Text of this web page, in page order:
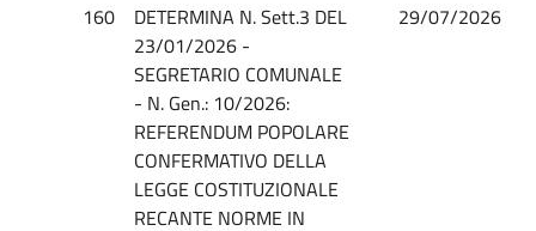
160
DETERMINA N. Sett.3 DEL
23/01/2026 -
SEGRETARIO COMUNALE
- N. Gen.: 10/2026:
REFERENDUM POPOLARE
CONFERMATIVO DELLA
LEGGE COSTITUZIONALE
RECANTE NORME IN
29/07/2026